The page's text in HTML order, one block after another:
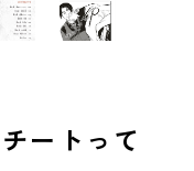
ートって